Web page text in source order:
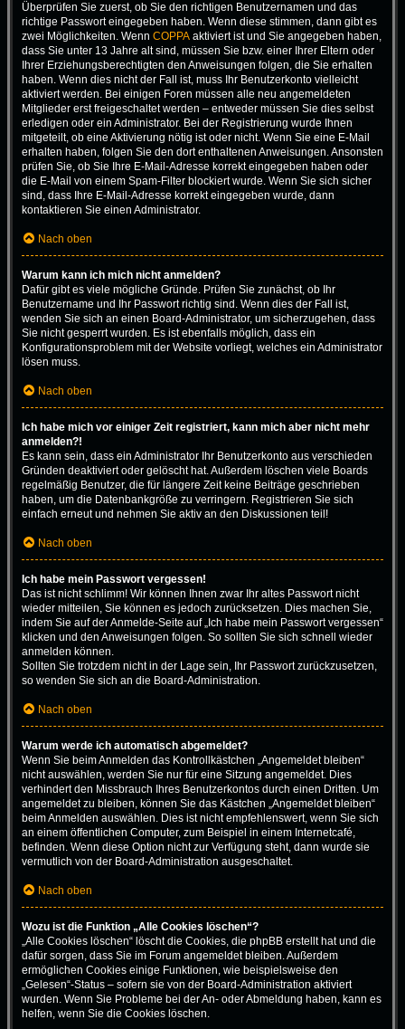
Überprüfen Sie zuerst, ob Sie den richtigen Benutzernamen und das
richtige Passwort eingegeben haben. Wenn diese stimmen, dann gibt es
zwei Möglichkeiten. Wenn COPPA aktiviert ist und Sie angegeben haben,
dass Sie unter 13 Jahre alt sind, müssen Sie bzw. einer Ihrer Eltern oder
Ihrer Erziehungsberechtigten den Anweisungen folgen, die Sie erhalten
haben. Wenn dies nicht der Fall ist, muss Ihr Benutzerkonto vielleicht
aktiviert werden. Bei einigen Foren müssen alle neu angemeldeten
Mitglieder erst freigeschaltet werden – entweder müssen Sie dies selbst
erledigen oder ein Administrator. Bei der Registrierung wurde Ihnen
mitgeteilt, ob eine Aktivierung nötig ist oder nicht. Wenn Sie eine E-Mail
erhalten haben, folgen Sie den dort enthaltenen Anweisungen. Ansonsten
prüfen Sie, ob Sie Ihre E-Mail-Adresse korrekt eingegeben haben oder
die E-Mail von einem Spam-Filter blockiert wurde. Wenn Sie sich sicher
sind, dass Ihre E-Mail-Adresse korrekt eingegeben wurde, dann
kontaktieren Sie einen Administrator.
Nach oben
Warum kann ich mich nicht anmelden?
Dafür gibt es viele mögliche Gründe. Prüfen Sie zunächst, ob Ihr
Benutzername und Ihr Passwort richtig sind. Wenn dies der Fall ist,
wenden Sie sich an einen Board-Administrator, um sicherzugehen, dass
Sie nicht gesperrt wurden. Es ist ebenfalls möglich, dass ein
Konfigurationsproblem mit der Website vorliegt, welches ein Administrator
lösen muss.
Nach oben
Ich habe mich vor einiger Zeit registriert, kann mich aber nicht mehr
anmelden?!
Es kann sein, dass ein Administrator Ihr Benutzerkonto aus verschieden
Gründen deaktiviert oder gelöscht hat. Außerdem löschen viele Boards
regelmäßig Benutzer, die für längere Zeit keine Beiträge geschrieben
haben, um die Datenbankgröße zu verringern. Registrieren Sie sich
einfach erneut und nehmen Sie aktiv an den Diskussionen teil!
Nach oben
Ich habe mein Passwort vergessen!
Das ist nicht schlimm! Wir können Ihnen zwar Ihr altes Passwort nicht
wieder mitteilen, Sie können es jedoch zurücksetzen. Dies machen Sie,
indem Sie auf der Anmelde-Seite auf „Ich habe mein Passwort vergessen“
klicken und den Anweisungen folgen. So sollten Sie sich schnell wieder
anmelden können.
Sollten Sie trotzdem nicht in der Lage sein, Ihr Passwort zurückzusetzen,
so wenden Sie sich an die Board-Administration.
Nach oben
Warum werde ich automatisch abgemeldet?
Wenn Sie beim Anmelden das Kontrollkästchen „Angemeldet bleiben“
nicht auswählen, werden Sie nur für eine Sitzung angemeldet. Dies
verhindert den Missbrauch Ihres Benutzerkontos durch einen Dritten. Um
angemeldet zu bleiben, können Sie das Kästchen „Angemeldet bleiben“
beim Anmelden auswählen. Dies ist nicht empfehlenswert, wenn Sie sich
an einem öffentlichen Computer, zum Beispiel in einem Internetcafé,
befinden. Wenn diese Option nicht zur Verfügung steht, dann wurde sie
vermutlich von der Board-Administration ausgeschaltet.
Nach oben
Wozu ist die Funktion „Alle Cookies löschen“?
„Alle Cookies löschen“ löscht die Cookies, die phpBB erstellt hat und die
dafür sorgen, dass Sie im Forum angemeldet bleiben. Außerdem
ermöglichen Cookies einige Funktionen, wie beispielsweise den
„Gelesen“-Status – sofern sie von der Board-Administration aktiviert
wurden. Wenn Sie Probleme bei der An- oder Abmeldung haben, kann es
helfen, wenn Sie die Cookies löschen.